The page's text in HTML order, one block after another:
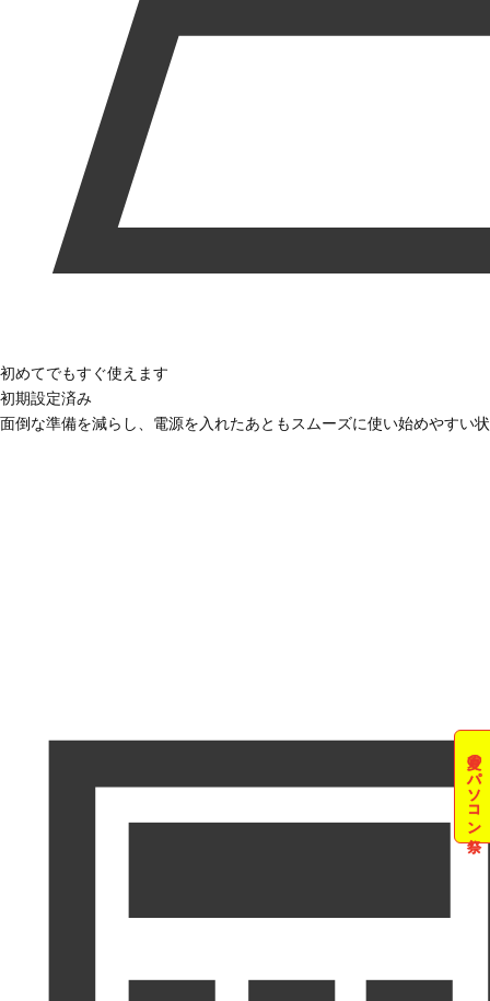
夏のパソコン祭
初めてでもすぐ使えます
初期設定済み
面倒な準備を減らし、電源を入れたあともスムーズに使い始めやすい